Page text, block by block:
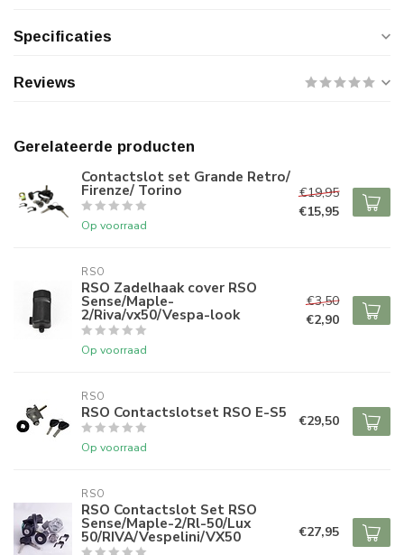
Specificaties
Reviews
Gerelateerde producten
Contactslot set Grande Retro/
Firenze/ Torino
Op voorraad
€19,95
€15,95
RSO
RSO Zadelhaak cover RSO
Sense/Maple-
2/Riva/vx50/Vespa-look
Op voorraad
€3,50
€2,90
RSO
RSO Contactslotset RSO E-S5
Op voorraad
€29,50
RSO
RSO Contactslot Set RSO
Sense/Maple-2/Rl-50/Lux
50/RIVA/Vespelini/VX50 €27,95